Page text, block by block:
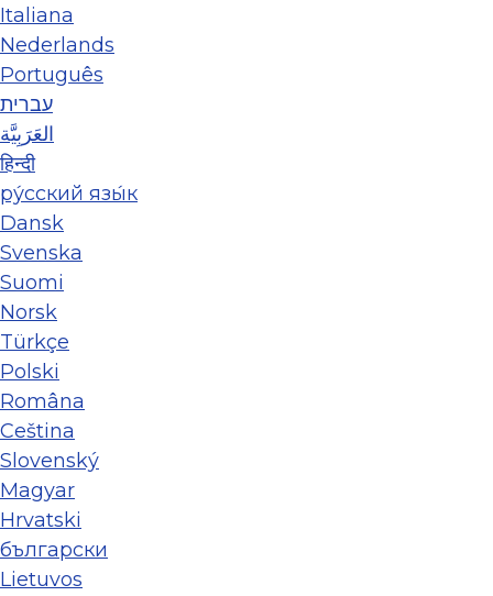
Italiana
Nederlands
Português
עברית
العَرَبِيَّة
हिन्दी
ру́сский язы́к
Dansk
Svenska
Suomi
Norsk
Türkçe
Polski
Româna
Ceština
Slovenský
Magyar
Hrvatski
български
Lietuvos